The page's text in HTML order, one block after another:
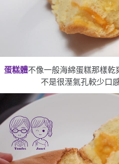
蛋糕體不像一般海綿蛋糕那樣乾
不是很溼氣孔較少 口